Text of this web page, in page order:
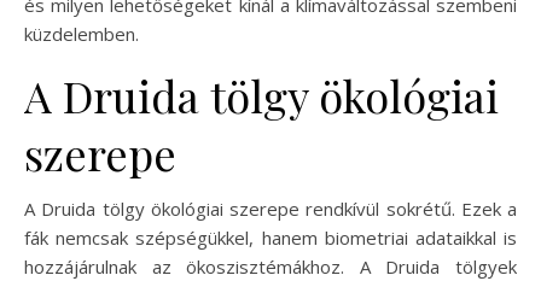
küzdelemben.
A Druida tölgy ökológiai
szerepe
A Druida tölgy ökológiai szerepe rendkívül sokrétű. Ezek a
fák nemcsak szépségükkel, hanem biometriai adataikkal is
hozzájárulnak az ökoszisztémákhoz. A Druida tölgyek